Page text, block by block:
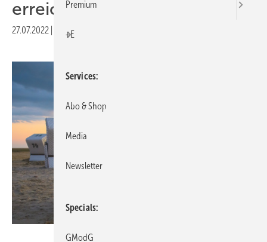
erreicht
27.07.2022 Druckvorschau
Premium
+E
Services
Abo & Shop
Media
Newsletter
Specials
GModG